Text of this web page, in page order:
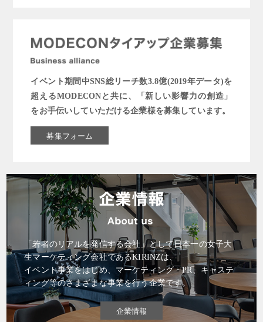
イベント期間中SNS総リーチ数3.8億(2019年データ)を
超えるMODECONと共に、「新しい影響力の創造」
をお手伝いしていただける企業様を募集しています。
募集フォーム
「若者のリアルを発信する会社」として日本一の女子大
生マーケティング会社であるKIRINZは、
イベント事業をはじめ、マーケティング・PR、キャステ
ィング等のさまざまな事業を行う企業です。
企業情報